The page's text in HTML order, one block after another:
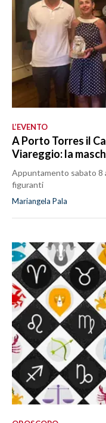
L’EVENTO
A Porto Torres il
Viareggio: la
Appuntamento sabato 8
figuranti
Mariangela Pala